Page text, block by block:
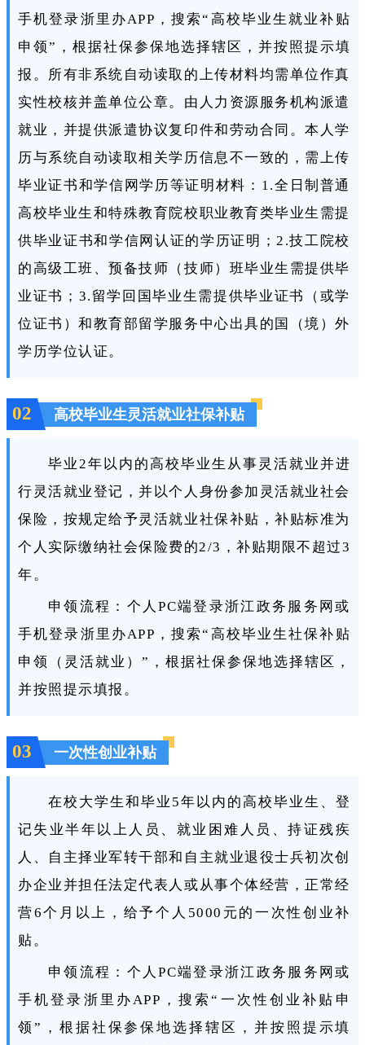
手机登录浙里办APP，搜索“高校毕业生就业补贴
申领”，根据社保参保地选择辖区，并按照提示填
报。所有非系统自动读取的上传材料均需单位作真
实性校核并盖单位公章。由人力资源服务机构派遣
就业，并提供派遣协议复印件和劳动合同。本人学
历与系统自动读取相关学历信息不一致的，需上传
毕业证书和学信网学历等证明材料：1.全日制普通
高校毕业生和特殊教育院校职业教育类毕业生需提
供毕业证书和学信网认证的学历证明；2.技工院校
的高级工班、预备技师（技师）班毕业生需提供毕
业证书；3.留学回国毕业生需提供毕业证书（或学
位证书）和教育部留学服务中心出具的国（境）外
学历学位认证。
02 高校毕业生灵活就业社保补贴
毕业2年以内的高校毕业生从事灵活就业并进
行灵活就业登记，并以个人身份参加灵活就业社会
保险，按规定给予灵活就业社保补贴，补贴标准为
个人实际缴纳社会保险费的2/3，补贴期限不超过3
年。
申领流程：个人PC端登录浙江政务服务网或
手机登录浙里办APP，搜索“高校毕业生社保补贴
申领（灵活就业）”，根据社保参保地选择辖区，
并按照提示填报。
03 一次性创业补贴
在校大学生和毕业5年以内的高校毕业生、登
记失业半年以上人员、就业困难人员、持证残疾
人、自主择业军转干部和自主就业退役士兵初次创
办企业并担任法定代表人或从事个体经营，正常经
营6个月以上，给予个人5000元的一次性创业补
贴。
申领流程：个人PC端登录浙江政务服务网或
手机登录浙里办APP，搜索“一次性创业补贴申
领”，根据社保参保地选择辖区，并按照提示填